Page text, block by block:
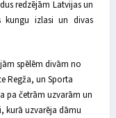
redzējām Latvijas un
kungu izlasi un divas
spēlēm divām no
Regža, un Sporta
pa četrām uzvarām un
kurā uzvarēja dāmu